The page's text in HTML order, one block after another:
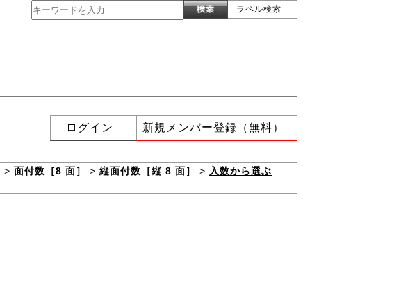
ラベル検索
ログイン 新規メンバー登録（無料）
> 面付数［8 面］ > 縦面付数［縦 8 面］ > 入数から選ぶ